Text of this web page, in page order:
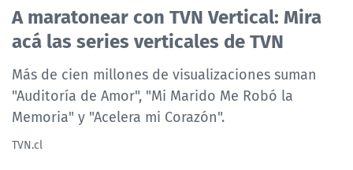
CASTING MASTERCHEF CHILE
CASTING TVN VERTICAL
TVN VERTICAL
TVN PLAY
A maratonear con TVN Vertical: Mira
acá las series verticales de TVN
Más de cien millones de visualizaciones suman
"Auditoría de Amor", "Mi Marido Me Robó la
Memoria" y "Acelera mi Corazón".
TVN.cl